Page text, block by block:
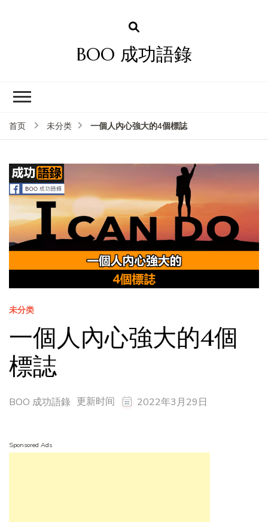
BOO 成功語錄
首页 未分类 一個人內心強大的4個標誌
未分类
一個人內心強大的4個
標誌
BOO 成功語錄 更新时间 2022年3月29日
Sponsored Ads